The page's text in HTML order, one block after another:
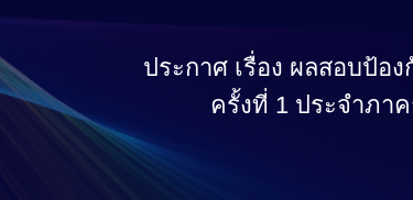
ประกาศ เรื่อง ผลสอบป้อ
ครั้งที่ 1 ประจำภา